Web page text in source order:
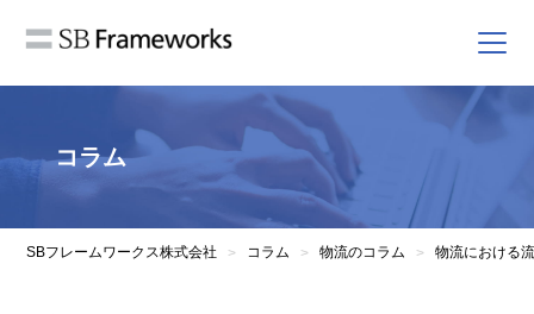
コラム
SBフレームワークス株式会社 > コラム > 物流のコラム > 物流における